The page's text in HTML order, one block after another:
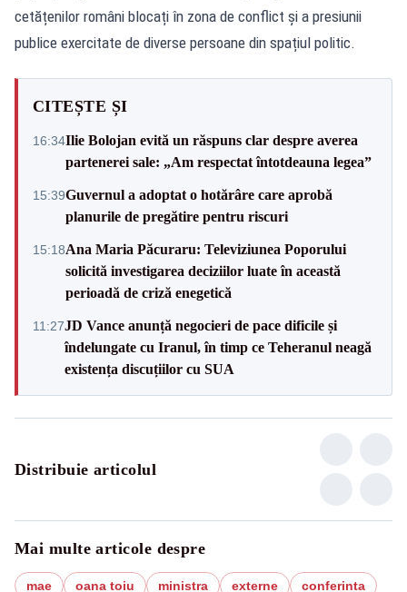
cetățenilor români blocați în zona de conflict și a presiunii
publice exercitate de diverse persoane din spațiul politic.
CITEȘTE ȘI
16:34Ilie Bolojan evită un răspuns clar despre averea
partenerei sale: „Am respectat întotdeauna legea”
15:39Guvernul a adoptat o hotărâre care aprobă
planurile de pregătire pentru riscuri
15:18Ana Maria Păcuraru: Televiziunea Poporului
solicită investigarea deciziilor luate în această
perioadă de criză enegetică
11:27JD Vance anunță negocieri de pace dificile și
îndelungate cu Iranul, în timp ce Teheranul neagă
existența discuțiilor cu SUA
Distribuie articolul
Mai multe articole despre
mae oana toiu ministra externe conferinta